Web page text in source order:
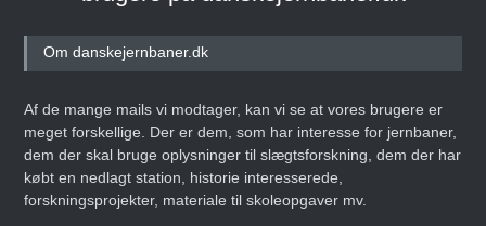
Om danskejernbaner.dk
Af de mange mails vi modtager, kan vi se at vores brugere er
meget forskellige. Der er dem, som har interesse for jernbaner,
dem der skal bruge oplysninger til slægtsforskning, dem der har
købt en nedlagt station, historie interesserede,
forskningsprojekter, materiale til skoleopgaver mv.